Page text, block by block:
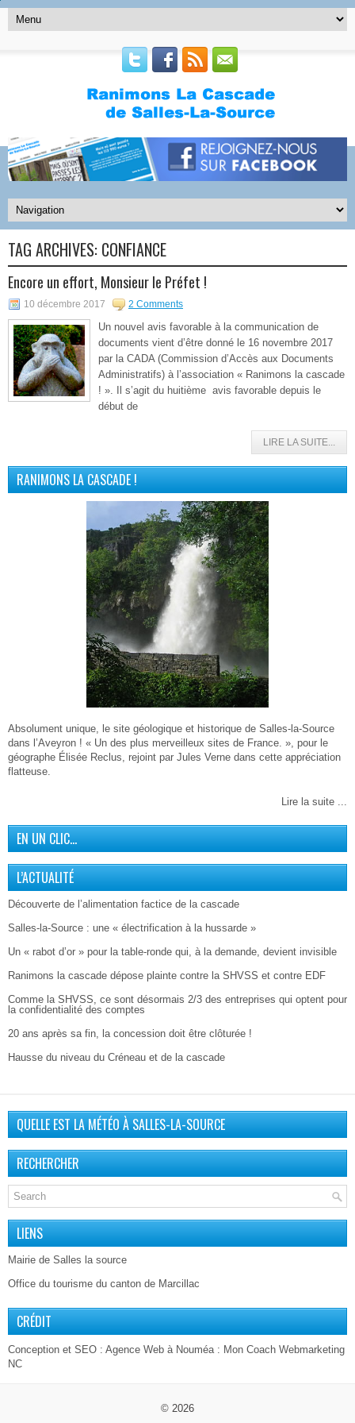
TAG ARCHIVES: CONFIANCE
Encore un effort, Monsieur le Préfet !
10 décembre 2017 2 Comments
Un nouvel avis favorable à la communication de
documents vient d’être donné le 16 novembre 2017
par la CADA (Commission d’Accès aux Documents
Administratifs) à l’association « Ranimons la cascade
! ». Il s’agit du huitième avis favorable depuis le
début de
LIRE LA SUITE...
RANIMONS LA CASCADE !
Absolument unique, le site géologique et historique de Salles-la-Source
dans l’Aveyron ! « Un des plus merveilleux sites de France. », pour le
géographe Élisée Reclus, rejoint par Jules Verne dans cette appréciation
flatteuse.
Lire la suite ...
EN UN CLIC…
L’ACTUALITÉ
Découverte de l’alimentation factice de la cascade
Salles-la-Source : une « électrification à la hussarde »
Un « rabot d’or » pour la table-ronde qui, à la demande, devient invisible
Ranimons la cascade dépose plainte contre la SHVSS et contre EDF
Comme la SHVSS, ce sont désormais 2/3 des entreprises qui optent pour
la confidentialité des comptes
20 ans après sa fin, la concession doit être clôturée !
Hausse du niveau du Créneau et de la cascade
QUELLE EST LA MÉTÉO À SALLES-LA-SOURCE
RECHERCHER
LIENS
Mairie de Salles la source
Office du tourisme du canton de Marcillac
CRÉDIT
Conception et SEO : Agence Web à Nouméa : Mon Coach Webmarketing
NC
© 2026